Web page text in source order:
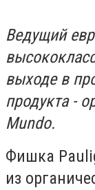
Ведущий
выходе в
продукта -
Mundo.
Фишка
из